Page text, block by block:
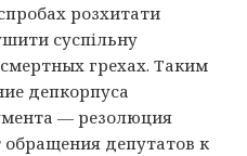
розхитати
суспiльну
грехах. Таким
депкорпуса
— резолюция
депутатов к